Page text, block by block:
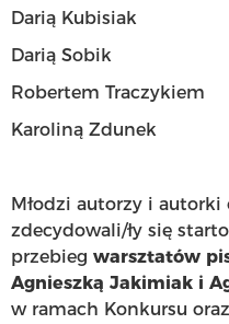
Darią Kubisiak
Darią Sobik
Robertem Traczykiem
Karoliną Zdunek
Młodzi autorzy i autorki
zdecydowali/ły się
przebieg warsztatów
Agnieszką Jakimiak i
w ramach Konkursu